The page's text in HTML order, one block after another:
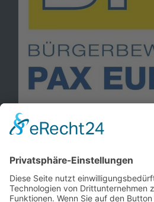
Kontakt
Mitglied werden!